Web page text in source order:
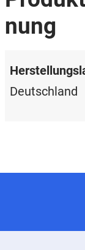
nung
Deutschland